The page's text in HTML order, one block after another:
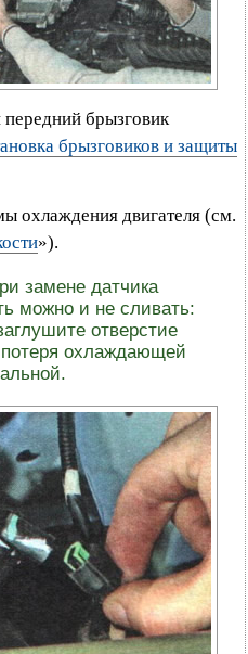
брызговик
брызговиков и защиты
охлаждения двигателя (см.
»).
датчика
можно и не сливать:
отверстие
охлаждающей